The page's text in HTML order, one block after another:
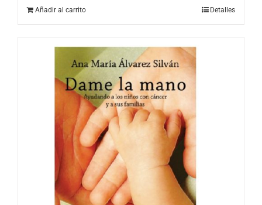
Añadir al carrito Detalles